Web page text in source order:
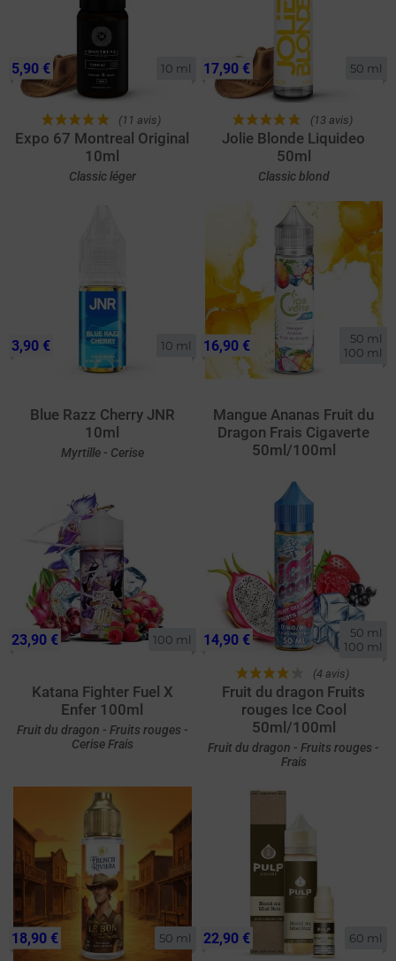
10 ml
(11 avis)
Expo 67 Montreal Original
10ml
Classic léger
5,90 € 50 ml
(13 avis)
Jolie Blonde Liquideo
50ml
Classic blond
17,90 €
10 ml
Blue Razz Cherry JNR
10ml
Myrtille - Cerise
3,90 €
50 ml
100 ml
Mangue Ananas Fruit du
Dragon Frais Cigaverte
50ml/100ml
16,90 €
100 ml
Katana Fighter Fuel X
Enfer 100ml
Fruit du dragon - Fruits rouges -
Cerise Frais
23,90 €
50 ml
100 ml
(4 avis)
Fruit du dragon Fruits
rouges Ice Cool
50ml/100ml
Fruit du dragon - Fruits rouges -
Frais
14,90 €
50 ml
18,90 € 60 ml
22,90 €